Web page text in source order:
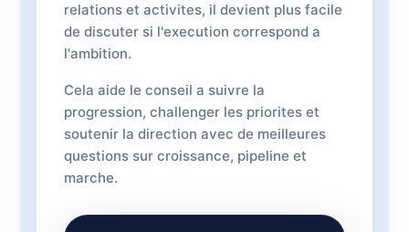
relations et activites, il devient plus facile
de discuter si l'execution correspond a
l'ambition.
Cela aide le conseil a suivre la
progression, challenger les priorites et
soutenir la direction avec de meilleures
questions sur croissance, pipeline et
marche.